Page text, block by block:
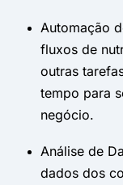
Automação
fluxos de
outras
tempo para
negócio.
Análise de
dados dos